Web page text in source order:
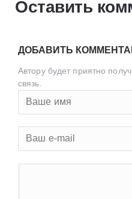
Оставить
ДОБАВИТЬ
Автору будет приятно
связь.